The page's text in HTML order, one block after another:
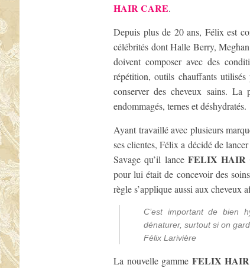
HAIR CARE.
Depuis plus de 20 ans, Félix est
célébrités dont Halle Berry,
doivent composer avec des
répétition, outils chauffants
conserver des cheveux sains. La
endommagés, ternes et déshydratés.
Ayant travaillé avec plusieurs
ses clientes, Félix a décidé de
Savage qu’il lance FELIX HAIR
pour lui était de concevoir des
règle s’applique aussi aux cheveux
C’est important de bien
dénaturer, surtout si on
Félix Larivière
La nouvelle gamme FELIX